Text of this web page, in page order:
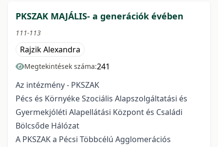
PKSZAK MAJÁLIS- a generációk évében
111-113
Rajzik Alexandra
Megtekintések száma:241
Az intézmény - PKSZAK
Pécs és Környéke Szociális Alapszolgáltatási és
Gyermekjóléti Alapellátási Központ és Családi
Bölcsőde Hálózat
A PKSZAK a Pécsi Többcélú Agglomerációs